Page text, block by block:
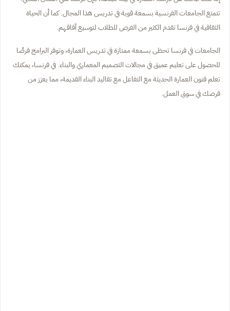
تتمتع الجامعات الفرنسية بسمعة قوية في تدريس هذا المجال. كما أن الحياة
الثقافية في فرنسا تقدم الكثير من الفرص للطلاب لتوسيع آفاقهم.
الجامعات في فرنسا تحظى بسمعة ممتازة في تدريس العمارة، وتوفر البرامج فرصًا
للحصول على تعليم عميق في مجالات التصميم المعماري والبناء. في فرنسا، يمكنك
تعلم فنون العمارة الحديثة مع التفاعل مع تقاليد البناء القديمة، مما يعزز من
فرصك في سوق العمل.